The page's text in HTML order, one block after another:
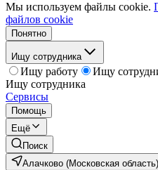
Мы используем файлы cookie.
файлов cookie
Понятно
Ищу сотрудника
Ищу работу
Ищу
Ищу сотрудника
Сервисы
Помощь
Ещё
Поиск
Алачково (Московская область)